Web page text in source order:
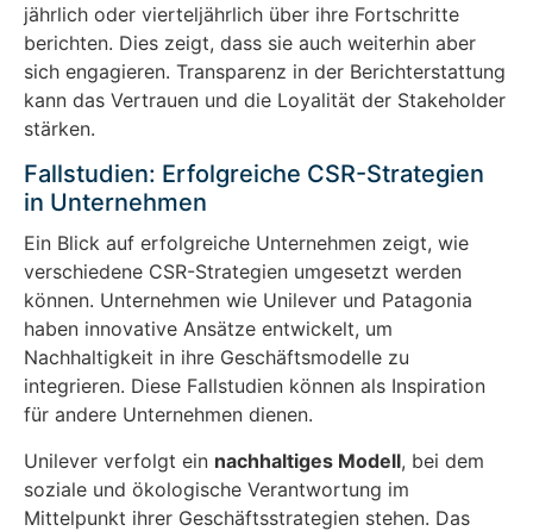
jährlich oder vierteljährlich über ihre Fortschritte
berichten. Dies zeigt, dass sie auch weiterhin aber
sich engagieren. Transparenz in der Berichterstattung
kann das Vertrauen und die Loyalität der Stakeholder
stärken.
Fallstudien: Erfolgreiche CSR-Strategien
in Unternehmen
Ein Blick auf erfolgreiche Unternehmen zeigt, wie
verschiedene CSR-Strategien umgesetzt werden
können. Unternehmen wie Unilever und Patagonia
haben innovative Ansätze entwickelt, um
Nachhaltigkeit in ihre Geschäftsmodelle zu
integrieren. Diese Fallstudien können als Inspiration
für andere Unternehmen dienen.
Unilever verfolgt ein nachhaltiges Modell, bei dem
soziale und ökologische Verantwortung im
Mittelpunkt ihrer Geschäftsstrategien stehen. Das